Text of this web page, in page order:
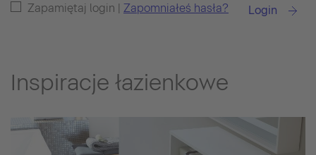
Zapamiętaj login | Zapomniałeś hasła? Login
Inspiracje łazienkowe